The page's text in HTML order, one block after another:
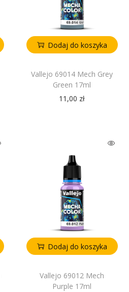
Dodaj do koszyka
Vallejo 69014 Mech Grey
Green 17ml
11,00 zł
Dodaj do koszyka
Vallejo 69012 Mech
Purple 17ml